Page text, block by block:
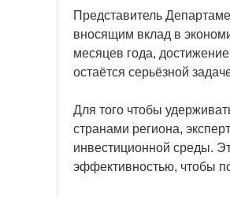
Представитель
вносящим вклад в
месяцев года,
остаётся серьёзной
Для того чтобы
странами региона,
инвестиционной среды.
эффективностью, чтобы